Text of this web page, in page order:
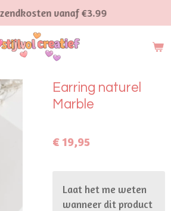
vanaf €3.99
Earring naturel
Marble
€ 19,95
Laat het me weten
wanneer dit product